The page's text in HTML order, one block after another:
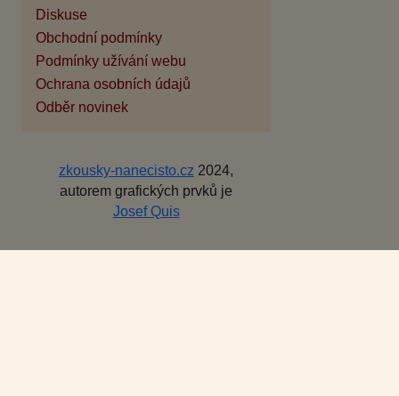
Diskuse
Obchodní podmínky
Podmínky užívání webu
Ochrana osobních údajů
Odběr novinek
zkousky-nanecisto.cz 2024,
autorem grafických prvků je
Josef Quis